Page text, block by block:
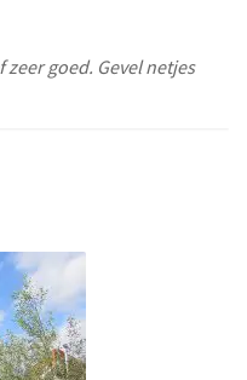
goed. Gevel netjes